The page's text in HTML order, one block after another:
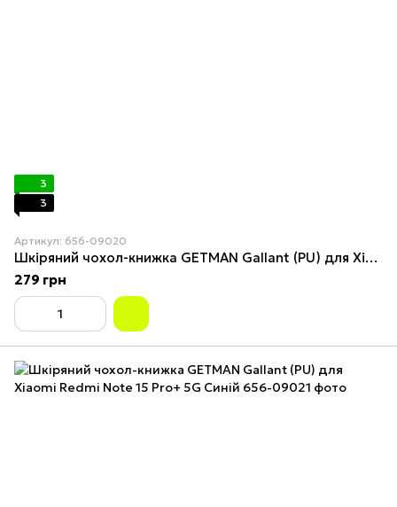
3
3
Артикул: 656-09020
Шкіряний чохол-книжка GETMAN Gallant (PU) для Xiaomi Redmi Note 15 Pro+ 5G Червоний
279 грн